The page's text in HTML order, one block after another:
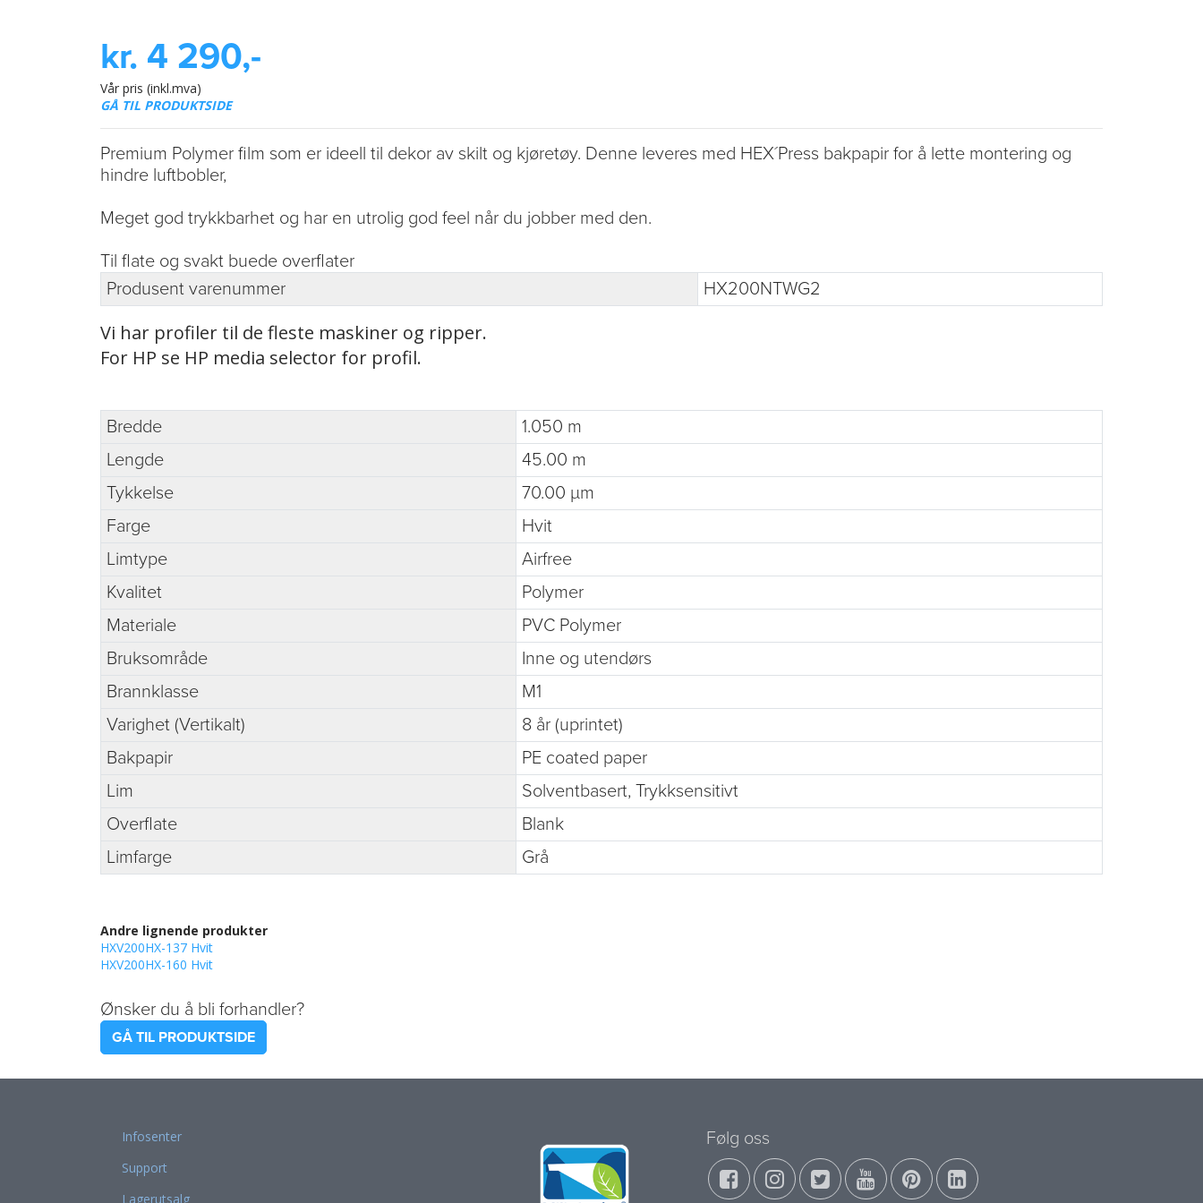
kr. 4 290,-
Vår pris (inkl.mva)
GÅ TIL PRODUKTSIDE
Premium Polymer film som er ideell til dekor av skilt og kjøretøy. Denne leveres med HEX´Press bakpapir for å lette montering og
hindre luftbobler,
Meget god trykkbarhet og har en utrolig god feel når du jobber med den.
Til flate og svakt buede overflater
Produsent varenummer
HX200NTWG2
Vi har profiler til de fleste maskiner og ripper.
For HP se HP media selector for profil.
Bredde
1.050 m
Lengde
45.00 m
Tykkelse
70.00 µm
Farge
Hvit
Limtype
Airfree
Kvalitet
Polymer
Materiale
PVC Polymer
Bruksområde
Inne og utendørs
Brannklasse
M1
Varighet (Vertikalt)
8 år (uprintet)
Bakpapir
PE coated paper
Lim
Solventbasert, Trykksensitivt
Overflate
Blank
Limfarge
Grå
Andre lignende produkter
HXV200HX-137 Hvit
HXV200HX-160 Hvit
Ønsker du å bli forhandler?
GÅ TIL PRODUKTSIDE
Infosenter
Support
Lagerutsalg
Følg oss